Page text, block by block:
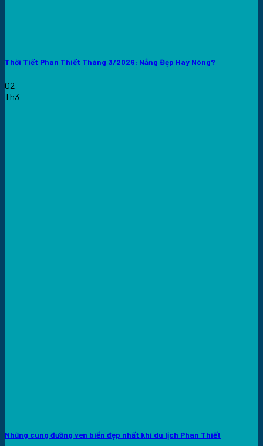
Thời Tiết Phan Thiết Tháng 3/2026: Nắng Đẹp Hay Nóng?
02
Th3
Những cung đường ven biển đẹp nhất khi du lịch Phan Thiết